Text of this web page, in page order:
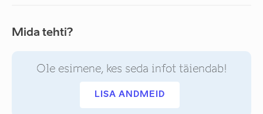
Mida tehti?
Ole esimene, kes seda infot täiendab!
LISA ANDMEID